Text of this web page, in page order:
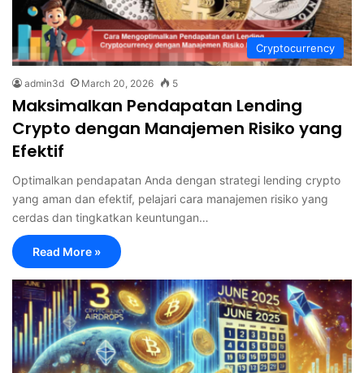
Cryptocurrency
admin3d March 20, 2026 5
Maksimalkan Pendapatan Lending
Crypto dengan Manajemen Risiko yang
Efektif
Optimalkan pendapatan Anda dengan strategi lending crypto
yang aman dan efektif, pelajari cara manajemen risiko yang
cerdas dan tingkatkan keuntungan…
Read More »